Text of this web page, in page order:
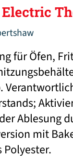
für Öfen,
Ablesung
mit
Polyester.